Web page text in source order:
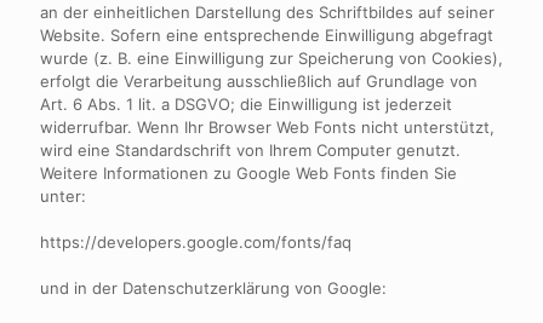
an der einheitlichen Darstellung des Schriftbildes auf seiner
Website. Sofern eine entsprechende Einwilligung abgefragt
wurde (z. B. eine Einwilligung zur Speicherung von Cookies),
erfolgt die Verarbeitung ausschließlich auf Grundlage von
Art. 6 Abs. 1 lit. a DSGVO; die Einwilligung ist jederzeit
widerrufbar. Wenn Ihr Browser Web Fonts nicht unterstützt,
wird eine Standardschrift von Ihrem Computer genutzt.
Weitere Informationen zu Google Web Fonts finden Sie
unter:
https://developers.google.com/fonts/faq
und in der Datenschutzerklärung von Google: